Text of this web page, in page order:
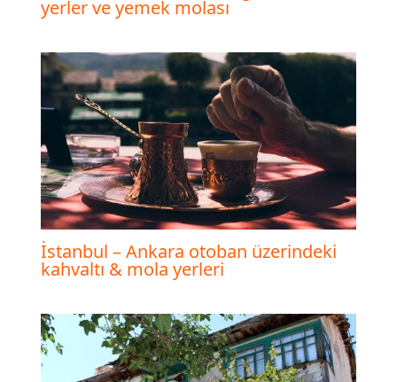
yerler ve yemek molası
İstanbul – Ankara otoban üzerindeki
kahvaltı & mola yerleri